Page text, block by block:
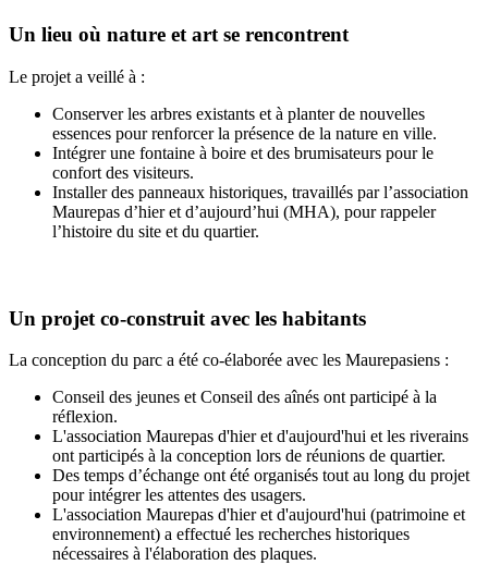
Un lieu où nature et art se rencontrent
Le projet a veillé à :
Conserver les arbres existants et à planter de nouvelles
essences pour renforcer la présence de la nature en ville.
Intégrer une fontaine à boire et des brumisateurs pour le
confort des visiteurs.
Installer des panneaux historiques, travaillés par l’association
Maurepas d’hier et d’aujourd’hui (MHA), pour rappeler
l’histoire du site et du quartier.
Un projet co-construit avec les habitants
La conception du parc a été co-élaborée avec les Maurepasiens :
Conseil des jeunes et Conseil des aînés ont participé à la
réflexion.
L'association Maurepas d'hier et d'aujourd'hui et les riverains
ont participés à la conception lors de réunions de quartier.
Des temps d’échange ont été organisés tout au long du projet
pour intégrer les attentes des usagers.
L'association Maurepas d'hier et d'aujourd'hui (patrimoine et
environnement) a effectué les recherches historiques
nécessaires à l'élaboration des plaques.